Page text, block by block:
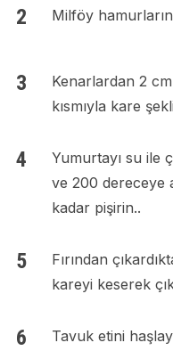
Milföy
Kenarlardan 2 cm
kısmıyla kare
Yumurtayı su ile
ve 200 dereceye
kadar pişirin..
Fırından
kareyi keserek
Tavuk etini